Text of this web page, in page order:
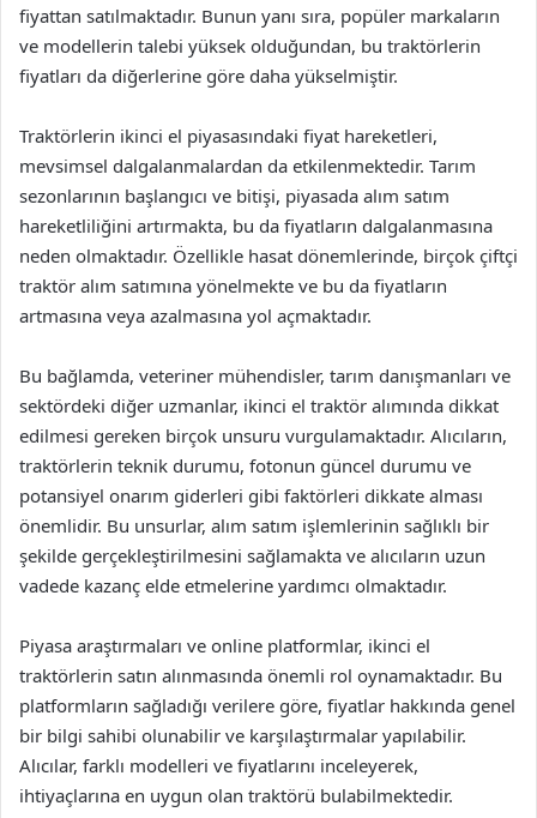
fiyattan satılmaktadır. Bunun yanı sıra, popüler markaların
ve modellerin talebi yüksek olduğundan, bu traktörlerin
fiyatları da diğerlerine göre daha yükselmiştir.
Traktörlerin ikinci el piyasasındaki fiyat hareketleri,
mevsimsel dalgalanmalardan da etkilenmektedir. Tarım
sezonlarının başlangıcı ve bitişi, piyasada alım satım
hareketliliğini artırmakta, bu da fiyatların dalgalanmasına
neden olmaktadır. Özellikle hasat dönemlerinde, birçok çiftçi
traktör alım satımına yönelmekte ve bu da fiyatların
artmasına veya azalmasına yol açmaktadır.
Bu bağlamda, veteriner mühendisler, tarım danışmanları ve
sektördeki diğer uzmanlar, ikinci el traktör alımında dikkat
edilmesi gereken birçok unsuru vurgulamaktadır. Alıcıların,
traktörlerin teknik durumu, fotonun güncel durumu ve
potansiyel onarım giderleri gibi faktörleri dikkate alması
önemlidir. Bu unsurlar, alım satım işlemlerinin sağlıklı bir
şekilde gerçekleştirilmesini sağlamakta ve alıcıların uzun
vadede kazanç elde etmelerine yardımcı olmaktadır.
Piyasa araştırmaları ve online platformlar, ikinci el
traktörlerin satın alınmasında önemli rol oynamaktadır. Bu
platformların sağladığı verilere göre, fiyatlar hakkında genel
bir bilgi sahibi olunabilir ve karşılaştırmalar yapılabilir.
Alıcılar, farklı modelleri ve fiyatlarını inceleyerek,
ihtiyaçlarına en uygun olan traktörü bulabilmektedir.